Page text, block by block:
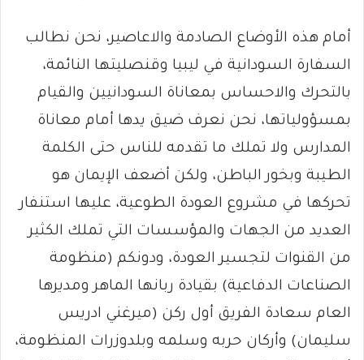
أمام هذه الأوضاع الصادمة والاعاصير، نحن نطالب
السفارة السودانية في ليبيا وقنصليتها النائمة،
بالتحرك والاحساس بمعاناة السودانيين والقيام
بمسؤولياتها، نحن نعرف ضيق يدها أمام معاناة
المدارس ولا تملك ما تقدمه للناس حتى الكلمة
الطيبة وبخور الباطن، ولكن أضعف الإيمان هو
تحركها في مشروع العودة الطوعية، عليها استنفار
العديد من الجهات والمؤسسات التي تملك الكثير
من القنوات لتجسير العودة، ودونكم (منظومة
الصناعات الدفاعية) بقيادة ربانها الماهر ومديرها
العام سعادة الفريق أول ركن (ميرغني ادريس
سليمان) وأركان حربه وسلمه وبلدوزرات المنظومة،